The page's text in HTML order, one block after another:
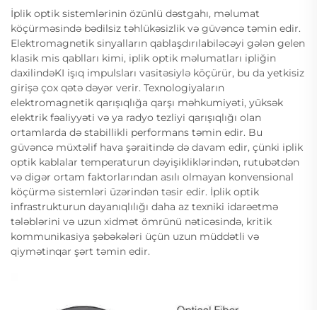
İplik optik sistemlərinin özünlü dəstgahı, məlumat
köçürməsində bədilsiz təhlükəsizlik və güvəncə təmin edir.
Elektromagnetik sinyalların qablaşdırılabiləcəyi gələn gelen
klasik mis qablları kimi, iplik optik məlumatları ipliğin
daxilindəKI işıq impulsları vasitəsiylə köçürür, bu da yetkisiz
girişə çox qətə dəyər verir. Texnologiyaların
elektromagnetik qarışıqlığa qarşı məhkumiyəti, yüksək
elektrik fəaliyyəti və ya radyo tezliyi qarışıqlığı olan
ortamlarda də stabillikli performans təmin edir. Bu
güvəncə müxtəlif hava şəraitində də davam edir, çünki iplik
optik kablalar temperaturun dəyişikliklərindən, rutubətdən
və digər ortam faktorlarından asılı olmayan konvensional
köçürmə sistemləri üzərindən təsir edir. İplik optik
infrastrukturun dayanıqlılığı daha az texniki idarəetmə
tələblərini və uzun xidmət ömrünü nəticəsində, kritik
kommunikasiya şəbəkələri üçün uzun müddətli və
qiymətinqar şərt təmin edir.